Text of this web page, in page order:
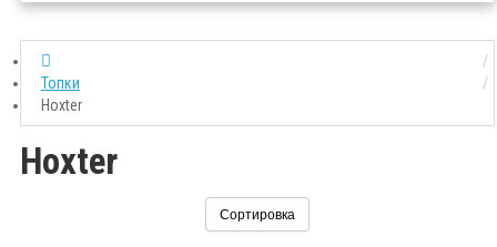
Топки
Hoxter
Hoxter
Сортировка